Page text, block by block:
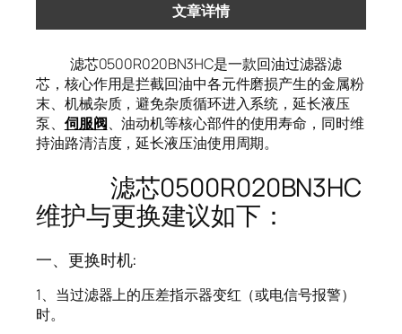
文章详情
滤芯0500R020BN3HC是一款回油过滤器滤
芯，核心作用是拦截回油中各元件磨损产生的金属粉
末、机械杂质，避免杂质循环进入系统，延长液压
泵、 伺服阀、油动机等核心部件的使用寿命，同时维
持油路清洁度，延长液压油使用周期。
滤芯0500R020BN3HC
维护与更换建议如下：
一、更换时机:
1、当过滤器上的压差指示器变红（或电信号报警）
时。